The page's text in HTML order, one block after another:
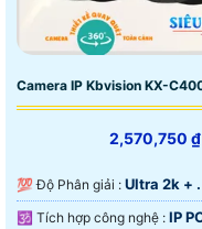
Camera IP Kbvision KX-
2,570,750 ₫
💯 Độ Phân giải : Ultra 2k + .
🕉️ Tích hợp công nghệ : IP